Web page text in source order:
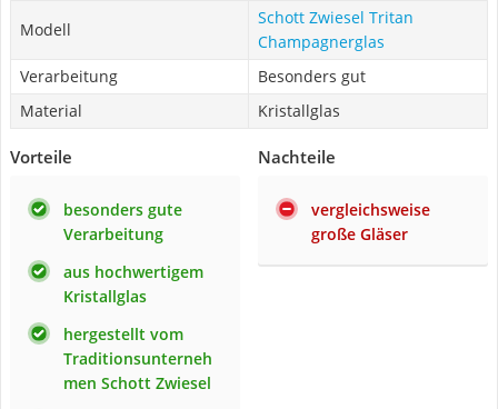
Modell
Schott Zwiesel Tritan
Champagnerglas
Verarbeitung
Besonders gut
Material
Kristallglas
Vorteile
besonders gute
Verarbeitung
aus hochwertigem
Kristallglas
hergestellt vom
Traditionsunterneh
men Schott Zwiesel
Nachteile
vergleichsweise
große Gläser